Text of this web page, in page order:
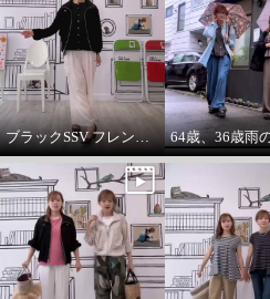
エムズ スタイル 配色ボーダー
シャーリングチュール切替 デザ
インプルオーバー
ブラック Ｓ
¥0
ブラックSSV フレンチシャツにブラックブルゾン so cool!